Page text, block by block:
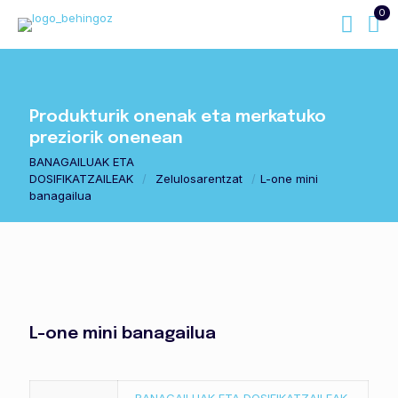
0
Produkturik onenak eta merkatuko
preziorik onenean
BANAGAILUAK ETA
DOSIFIKATZAILEAK
/ Zelulosarentzat / L-one mini
banagailua
L-one mini banagailua